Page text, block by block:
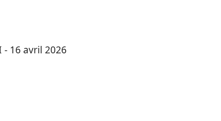
- 16 avril 2026